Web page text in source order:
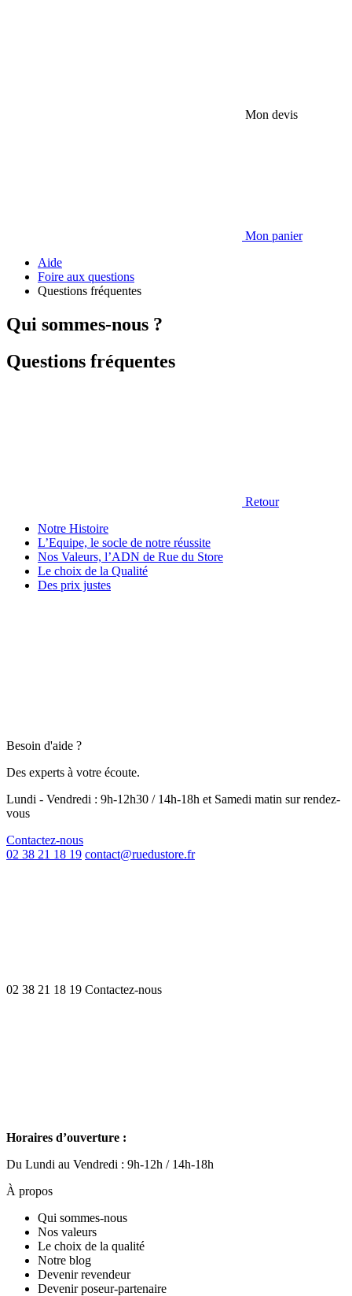
Mon devis
Mon panier
Aide
Foire aux questions
Questions fréquentes
Qui sommes-nous ?
Questions fréquentes
Retour
Notre Histoire
L’Equipe, le socle de notre réussite
Nos Valeurs, l’ADN de Rue du Store
Le choix de la Qualité
Des prix justes
Besoin d'aide ?
Des experts à votre écoute.
Lundi - Vendredi : 9h-12h30 / 14h-18h et Samedi matin sur rendez-
vous
Contactez-nous
02 38 21 18 19 contact@ruedustore.fr
02 38 21 18 19 Contactez-nous
Horaires d’ouverture :
Du Lundi au Vendredi : 9h-12h / 14h-18h
À propos
Qui sommes-nous
Nos valeurs
Le choix de la qualité
Notre blog
Devenir revendeur
Devenir poseur-partenaire